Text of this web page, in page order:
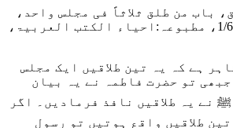
باب من طلق ثلاثاً فی مجلس واحد،
حدیث نمبر 2024: 1/652، مطبوعہ:احیاء الکتب العربیۃ،
ہے کہ یہ تین طلاقیں ایک مجلس
تو حضرت فاطمہ نے یہ بیان
نے یہ طلاقیں نافذ فرمادیں۔ اگر
طلاقیں واقع ہوتیں تو رسول